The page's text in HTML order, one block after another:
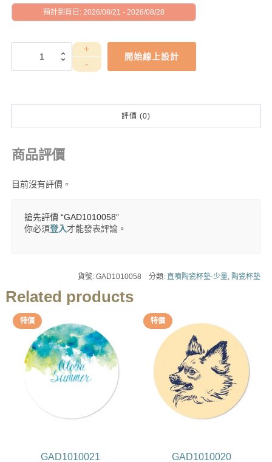
預計到貨日: 2026/08/21 - 2026/08/28
GAD1010058
開始線上設計
評價 (0)
商品評價
目前沒有評價。
搶先評價 “GAD1010058”
你必須登入才能發表評論。
貨號:GAD1010058 分類: 直噴陶瓷杯墊-少量 陶瓷杯墊
Related products
特價
GAD1010021
特價
GAD1010020